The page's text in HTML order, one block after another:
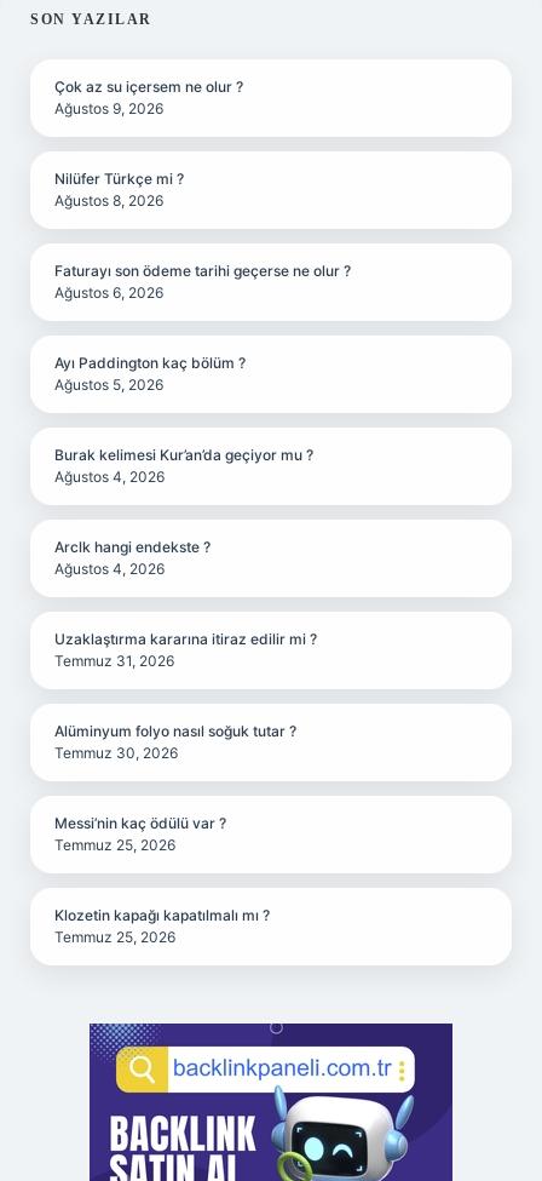
SIDEBAR
SON YAZILAR
Çok az su içersem ne olur ?
Ağustos 9, 2026
Nilüfer Türkçe mi ?
Ağustos 8, 2026
Faturayı son ödeme tarihi geçerse ne olur ?
Ağustos 6, 2026
Ayı Paddington kaç bölüm ?
Ağustos 5, 2026
Burak kelimesi Kur’an’da geçiyor mu ?
Ağustos 4, 2026
Arclk hangi endekste ?
Ağustos 4, 2026
Uzaklaştırma kararına itiraz edilir mi ?
Temmuz 31, 2026
Alüminyum folyo nasıl soğuk tutar ?
Temmuz 30, 2026
Messi’nin kaç ödülü var ?
Temmuz 25, 2026
Klozetin kapağı kapatılmalı mı ?
Temmuz 25, 2026